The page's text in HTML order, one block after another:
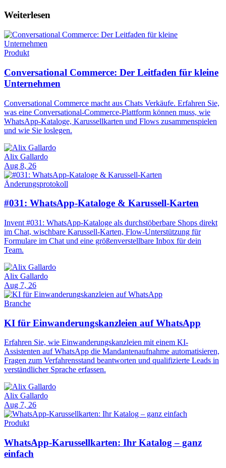
Weiterlesen
Produkt
Conversational Commerce: Der Leitfaden für kleine
Unternehmen
Conversational Commerce macht aus Chats Verkäufe. Erfahren Sie,
was eine Conversational-Commerce-Plattform können muss, wie
WhatsApp-Kataloge, Karussellkarten und Flows zusammenspielen
und wie Sie loslegen.
Alix Gallardo
Aug 8, 26
Änderungsprotokoll
#031: WhatsApp-Kataloge & Karussell-Karten
Invent #031: WhatsApp-Kataloge als durchstöberbare Shops direkt
im Chat, wischbare Karussell-Karten, Flow-Unterstützung für
Formulare im Chat und eine größenverstellbare Inbox für dein
Team.
Alix Gallardo
Aug 7, 26
Branche
KI für Einwanderungskanzleien auf WhatsApp
Erfahren Sie, wie Einwanderungskanzleien mit einem KI-
Assistenten auf WhatsApp die Mandantenaufnahme automatisieren,
Fragen zum Verfahrensstand beantworten und qualifizierte Leads in
verständlicher Sprache erfassen.
Alix Gallardo
Aug 7, 26
Produkt
WhatsApp-Karussellkarten: Ihr Katalog – ganz
einfach